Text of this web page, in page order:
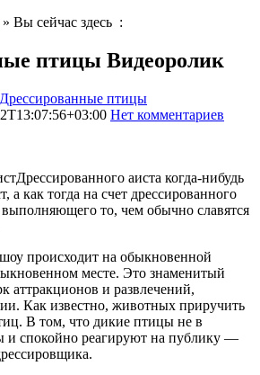
» Вы сейчас здесь :
птицы Видеоролик
Дрессированные птицы
Нет комментариев
Дрессированного аиста когда-нибудь
а как тогда на счет дрессированного
выполняющего то, чем обычно славятся
происходит на обыкновенной
месте. Это знаменитый
и развлечений,
Как известно, животных приручить
В том, что дикие птицы не в
и спокойно реагируют на публику —